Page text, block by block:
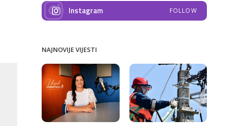
Instagram FOLLOW
NAJNOVIJE VIJESTI